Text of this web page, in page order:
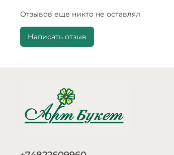
Отзывов еще никто не оставлял
Написать отзыв